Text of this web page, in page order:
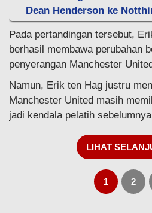
Dean Henderson ke
Pada pertandingan tersebut,
berhasil membawa perubahan
penyerangan Manchester
Namun, Erik ten Hag justru
Manchester United masih
jadi kendala pelatih
LIHAT
1 2